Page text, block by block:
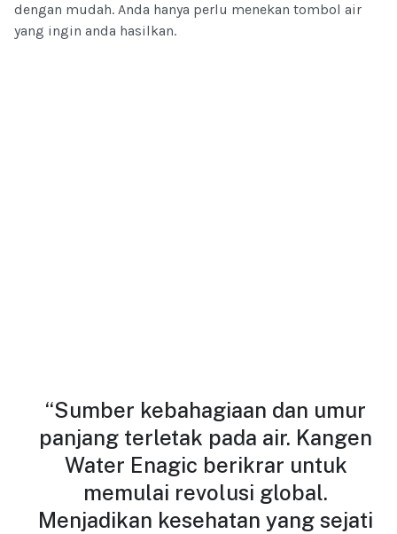
dengan mudah. Anda hanya perlu menekan tombol air
yang ingin anda hasilkan.
“Sumber kebahagiaan dan umur
panjang terletak pada air. Kangen
Water Enagic berikrar untuk
memulai revolusi global.
Menjadikan kesehatan yang sejati